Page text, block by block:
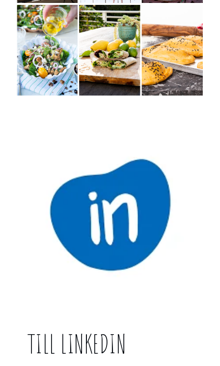
TILL LINKEDIN